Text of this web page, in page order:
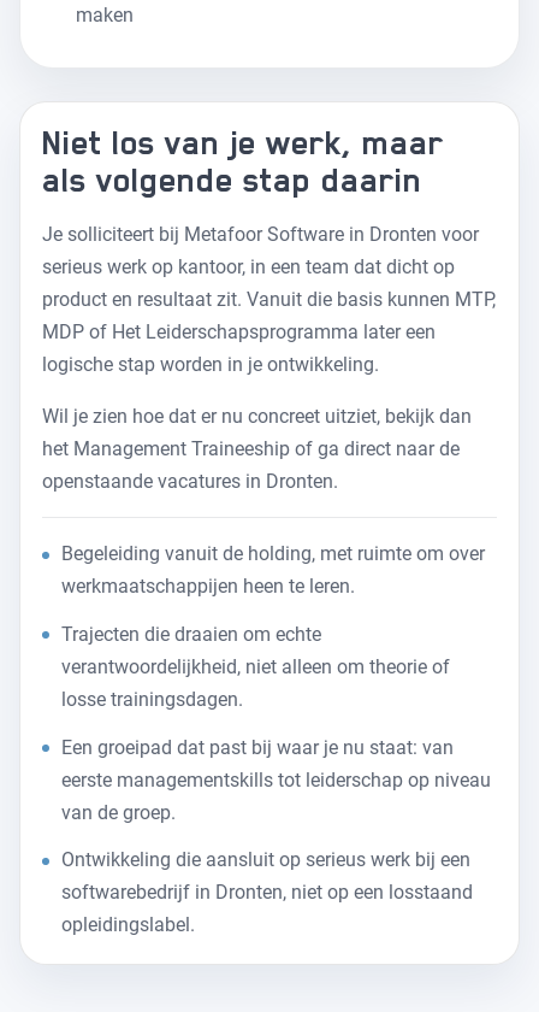
maken
Niet los van je werk, maar
als volgende stap daarin
Je solliciteert bij Metafoor Software in Dronten voor
serieus werk op kantoor, in een team dat dicht op
product en resultaat zit. Vanuit die basis kunnen MTP,
MDP of Het Leiderschapsprogramma later een
logische stap worden in je ontwikkeling.
Wil je zien hoe dat er nu concreet uitziet, bekijk dan
het Management Traineeship of ga direct naar de
openstaande vacatures in Dronten.
Begeleiding vanuit de holding, met ruimte om over
werkmaatschappijen heen te leren.
Trajecten die draaien om echte
verantwoordelijkheid, niet alleen om theorie of
losse trainingsdagen.
Een groeipad dat past bij waar je nu staat: van
eerste managementskills tot leiderschap op niveau
van de groep.
Ontwikkeling die aansluit op serieus werk bij een
softwarebedrijf in Dronten, niet op een losstaand
opleidingslabel.